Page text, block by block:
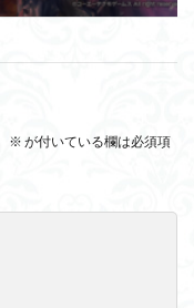
※ が付いている欄は必須項